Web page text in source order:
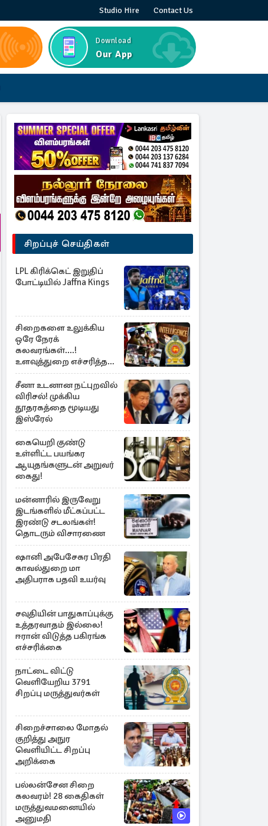
Studio Hire Contact Us
Download
Our App
சிறப்புச் செய்திகள்
LPL கிரிக்கெட் இறுதிப்
போட்டியில் Jaffna Kings
சிறைகளை உலுக்கிய
ஒரே நேரக்
கலவரங்கள்....!
உளவுத்துறை எச்சரித்த
பாரிய சதி அம்பலம்
சீனா உடனான நட்புறவில்
விரிசல்! முக்கிய
தூதரகத்தை மூடியது
இஸ்ரேல்
கையெறி குண்டு
உள்ளிட்ட பயங்கர
ஆயுதங்களுடன் அறுவர்
கைது!
மன்னாரில் இருவேறு
இடங்களில் மீட்கப்பட்ட
இரண்டு சடலங்கள்!
தொடரும் விசாரணை
ஷானி அபேசேகர பிரதி
காவல்துறை மா
அதிபராக பதவி உயர்வு
சவுதியின் பாதுகாப்புக்கு
உத்தரவாதம் இல்லை!
ஈரான் விடுத்த பகிரங்க
எச்சரிக்கை
நாட்டை விட்டு
வெளியேறிய 3791
சிறப்பு மருத்துவர்கள்
சிறைச்சாலை மோதல்
குறித்து அநுர
வெளியிட்ட சிறப்பு
அறிக்கை
பல்லன்சேன சிறை
கலவரம்! 28 கைதிகள்
மருத்துவமனையில்
அனுமதி